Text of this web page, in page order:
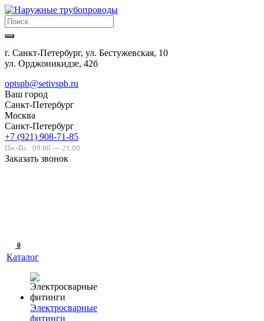
г. Санкт-Петербург, ул. Бестужевская, 10
ул. Орджоникидзе, 42б
optspb@setivspb.ru
Ваш город
Санкт-Петербург
Москва
Санкт-Петербург
+7 (921) 908-71-85
Пн.-Вс. 09.00 — 21.00
Заказать звонок
0
Каталог
Электросварные
фитинги